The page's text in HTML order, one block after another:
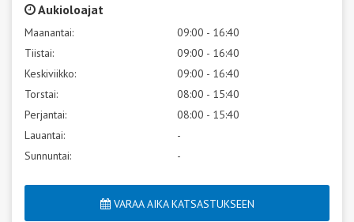
Aukioloajat
Maanantai:
09:00 - 16:40
Tiistai:
09:00 - 16:40
Keskiviikko:
09:00 - 16:40
Torstai:
08:00 - 15:40
Perjantai:
08:00 - 15:40
Lauantai:
-
Sunnuntai:
-
VARAA AIKA KATSASTUKSEEN